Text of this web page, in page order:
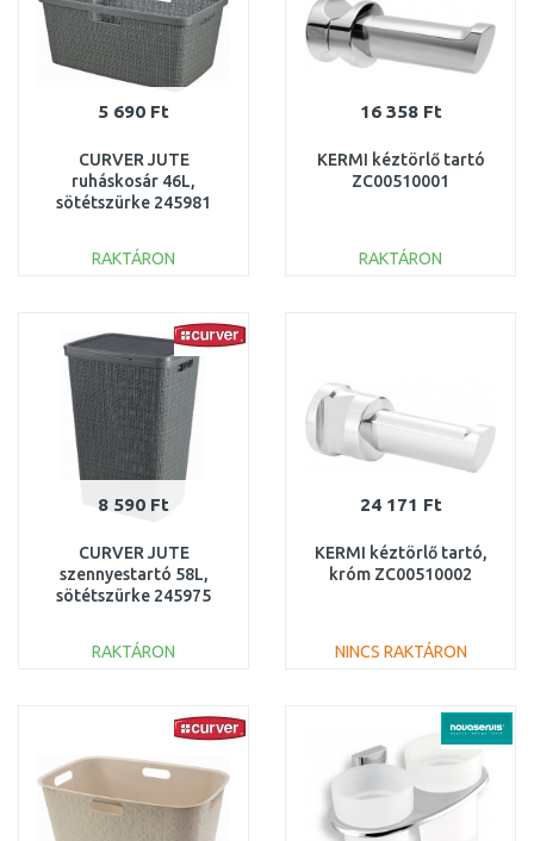
5 690 Ft
CURVER JUTE
ruháskosár 46L,
sötétszürke 245981
RAKTÁRON
Összehasonlítás
16 358 Ft
KERMI kéztörlő tartó
ZC00510001
RAKTÁRON
8 590 Ft
CURVER JUTE
szennyestartó 58L,
sötétszürke 245975
RAKTÁRON
Összehasonlítás
24 171 Ft
KERMI kéztörlő tartó,
króm ZC00510002
NINCS RAKTÁRON
Összehasonlítás